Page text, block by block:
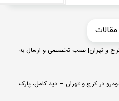
کرج و تهران| نصب تخصصی و ارسال به
دوربین ۳۶۰ درجه خودرو در کرج و تهران – دید کامل، پارک